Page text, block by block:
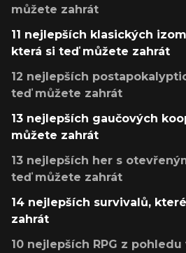
můžete zahrát
11 nejlepších klasických
která si teď můžete zahrát
12 nejlepších
teď můžete zahrát
13 nejlepších gaučových
můžete zahrát
13 nejlepších her s
teď můžete zahrát
14 nejlepších survivalů,
zahrát
10 nejlepších RPG z